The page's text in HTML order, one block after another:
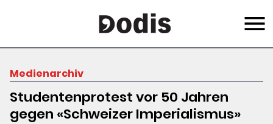
content
Menu
Medienarchiv
Studentenprotest vor 50 Jahren
gegen «Schweizer Imperialismus»